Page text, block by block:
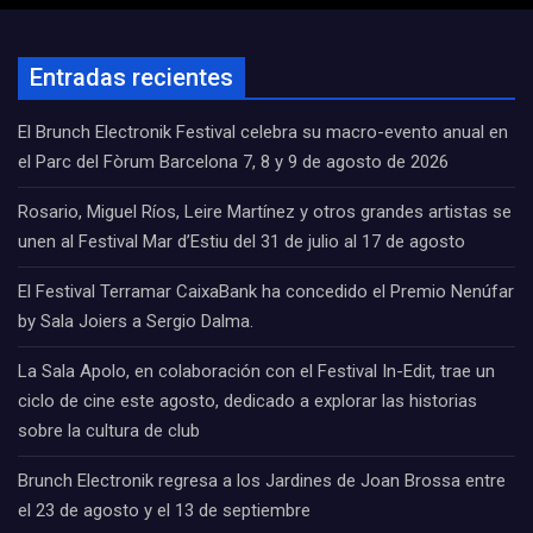
Entradas recientes
El Brunch Electronik Festival celebra su macro-evento anual en
el Parc del Fòrum Barcelona 7, 8 y 9 de agosto de 2026
Rosario, Miguel Ríos, Leire Martínez y otros grandes artistas se
unen al Festival Mar d’Estiu del 31 de julio al 17 de agosto
El Festival Terramar CaixaBank ha concedido el Premio Nenúfar
by Sala Joiers a Sergio Dalma.
La Sala Apolo, en colaboración con el Festival In-Edit, trae un
ciclo de cine este agosto, dedicado a explorar las historias
sobre la cultura de club
Brunch Electronik regresa a los Jardines de Joan Brossa entre
el 23 de agosto y el 13 de septiembre